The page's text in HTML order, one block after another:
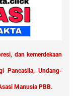
dan kemerdekaan
Pancasila, Undang-
Manusia PBB.